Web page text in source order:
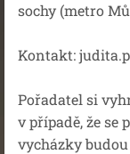
sochy (metro
Kontakt:
Pořadatel si
v případě, že se
vycházky